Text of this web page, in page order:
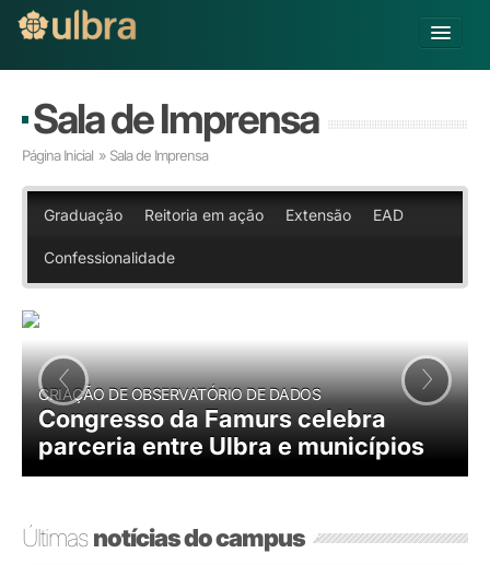
Buscar
Já sou Aluno
Matricule-se
Educação Básica
Graduação
Pós-graduação
Pesquisa
Extensão
Infraestrutura e Serviços
Inovação
Sobre a ULBRA
Sala de Imprensa
Página Inicial » Sala de Imprensa
Graduação Reitoria em ação Extensão EAD
Confessionalidade
CRIAÇÃO DE OBSERVATÓRIO DE DADOS
Congresso da Famurs celebra
parceria entre Ulbra e municípios
‹ ›
Últimasnotícias do campus